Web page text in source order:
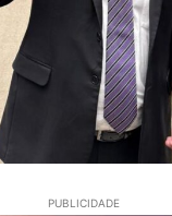
PUBLICIDADE